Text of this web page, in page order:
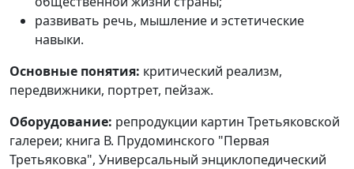
развивать речь, мышление и эстетические
навыки.
Основные понятия: критический реализм,
передвижники, портрет, пейзаж.
Оборудование: репродукции картин Третьяковской
галереи; книга В. Прудоминского "Первая
Третьяковка", Универсальный энциклопедический